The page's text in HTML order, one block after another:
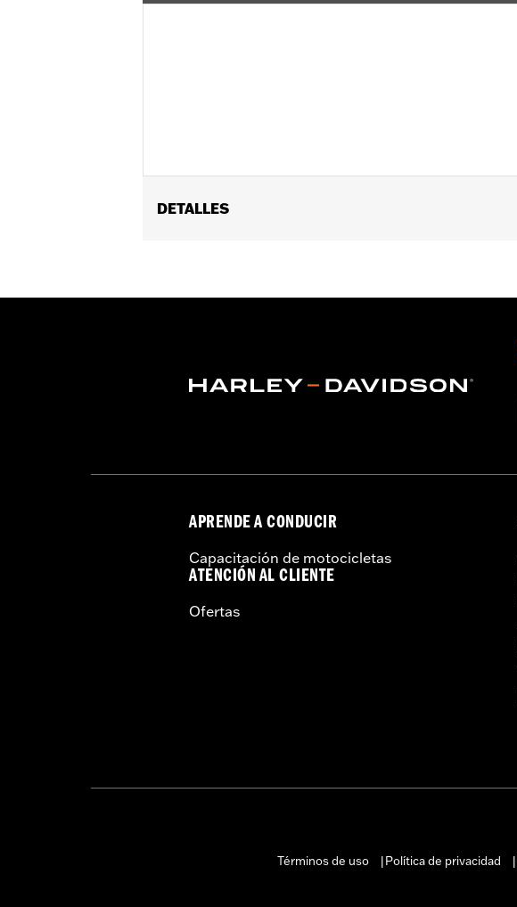
DETALLES
Características funcionales:Antiniebla
APRENDE A CONDUCIR
Capacitación de motocicletas
ATENCIÓN AL CLIENTE
Ofertas
Términos de uso
Política de privacidad